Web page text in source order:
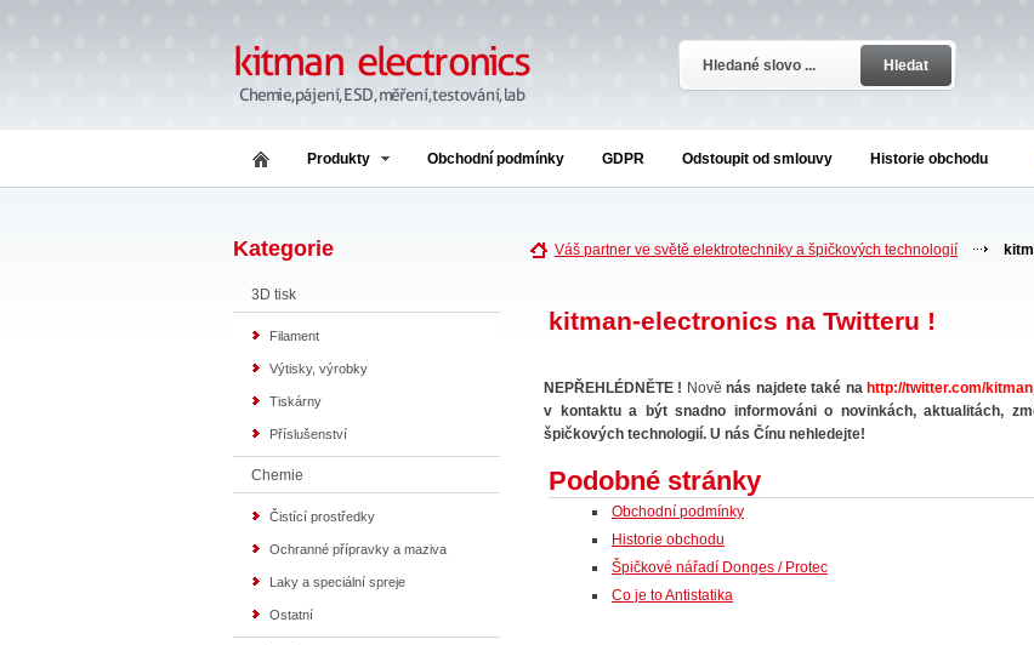
Hledat
Produkty Obchodní podmínky GDPR Odstoupit od smlouvy Historie obchodu
Kategorie
3D tisk
Filament
Výtisky, výrobky
Tiskárny
Příslušenství
Chemie
Čistící prostředky
Ochranné přípravky a maziva
Laky a speciální spreje
Ostatní
Váš partner ve světě elektrotechniky a špičkových technologií
kitman-electronics na Twitteru !
NEPŘEHLÉDNĚTE ! Nověnás najdete také na http://twitter.com/
v kontaktu a být snadno informováni o novinkách, aktualitách,
špičkových technologií. U nás Čínu nehledejte!
Podobné stránky
Obchodní podmínky
Historie obchodu
Špičkové nářadí Donges / Protec
Co je to Antistatika